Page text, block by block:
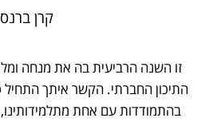
קרן ברנס
זו השנה הרביעית בה את מנחה
התיכון החברתי. הקשר איתך התחיל
בהתמודדות עם אחת